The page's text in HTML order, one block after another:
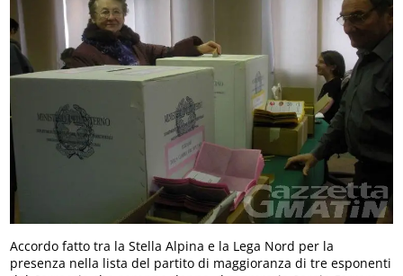
Accordo fatto tra la Stella Alpina e la Lega Nord per la
presenza nella lista del partito di maggioranza di tre esponenti